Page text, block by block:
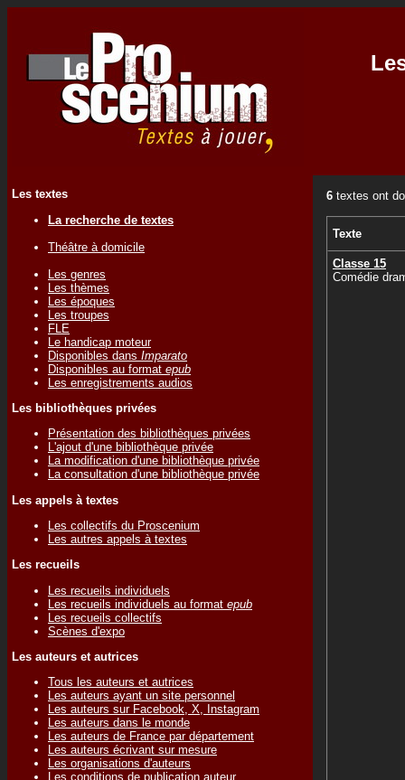
Les textes
La recherche de textes
Théâtre à domicile
Les genres
Les thèmes
Les époques
Les troupes
FLE
Le handicap moteur
Disponibles dans Imparato
Disponibles au format epub
Les enregistrements audios
Les bibliothèques privées
Présentation des bibliothèques privées
L'ajout d'une bibliothèque privée
La modification d'une bibliothèque privée
La consultation d'une bibliothèque privée
Les appels à textes
Les collectifs du Proscenium
Les autres appels à textes
Les recueils
Les recueils individuels
Les recueils individuels au format epub
Les recueils collectifs
Scènes d'expo
Les auteurs et autrices
Tous les auteurs et autrices
Les auteurs ayant un site personnel
Les auteurs sur Facebook, X, Instagram
Les auteurs dans le monde
Les auteurs de France par département
Les auteurs écrivant sur mesure
Les organisations d'auteurs
Les conditions de publication auteur
6 textes ont
Texte
Classe 15
Comédie